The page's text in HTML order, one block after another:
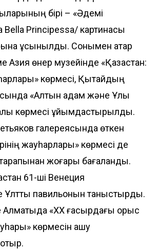
бірі – «Әдемі
Principessa/ картинасы
ұсынылды. Сонымен қатар
Азия өнер музейінде «Қазақстан:
көрмесі, Қытайдың
«Алтын адам және Ұлы
көрмесі ұйымдастырылды.
галереясында өткен
жауһарлары» көрмесі де
жоғары бағаланды.
61-ші Венеция
Ұлттық павильонын таныстырды.
Алматыда «ХХ ғасырдағы орыс
көрмесін ашу